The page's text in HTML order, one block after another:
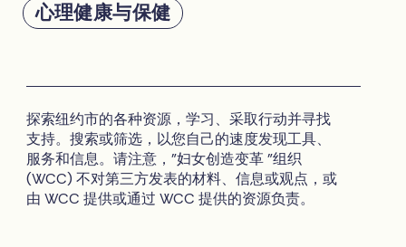
心理健康与保健
探索纽约市的各种资源，学习、采取行动并寻找
支持。搜索或筛选，以您自己的速度发现工具、
服务和信息。请注意，"妇女创造变革 "组织
(WCC) 不对第三方发表的材料、信息或观点，或
由 WCC 提供或通过 WCC 提供的资源负责。